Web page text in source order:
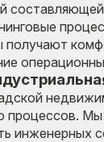
процессов. Мы
инженерных